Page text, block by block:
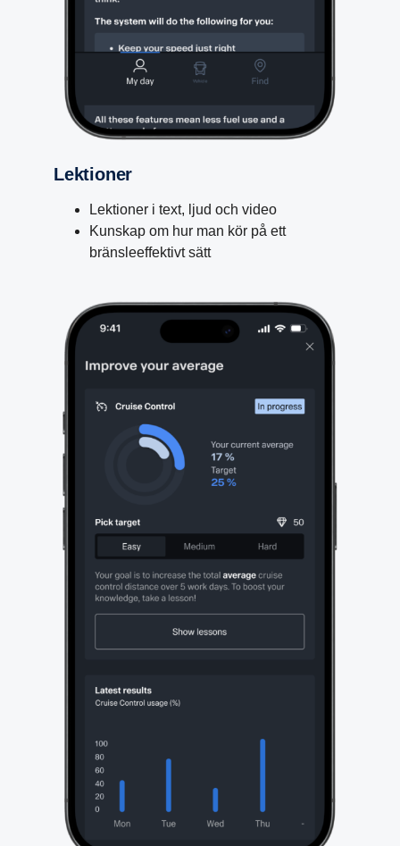
Lektioner
Lektioner i text, ljud och video
Kunskap om hur man kör på ett
bränsleeffektivt sätt